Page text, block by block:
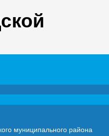
муниципального района